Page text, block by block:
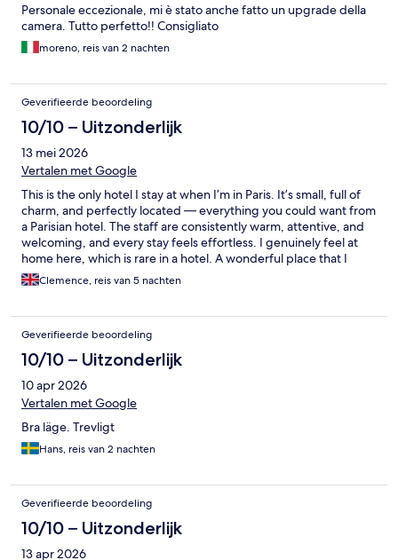
Personale eccezionale, mi è stato anche fatto un upgrade della
camera. Tutto perfetto!! Consigliato
moreno, reis van 2 nachten
Geverifieerde beoordeling
10/10 – Uitzonderlijk
13 mei 2026
Vertalen met Google
This is the only hotel I stay at when I’m in Paris. It’s small, full of
charm, and perfectly located — everything you could want from
a Parisian hotel. The staff are consistently warm, attentive, and
welcoming, and every stay feels effortless. I genuinely feel at
home here, which is rare in a hotel. A wonderful place that I
always look forward to coming back to.
Clemence, reis van 5 nachten
Geverifieerde beoordeling
10/10 – Uitzonderlijk
10 apr 2026
Vertalen met Google
Bra läge. Trevligt
Hans, reis van 2 nachten
Geverifieerde beoordeling
10/10 – Uitzonderlijk
13 apr 2026